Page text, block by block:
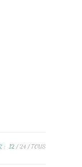
: 12 24 TOUS